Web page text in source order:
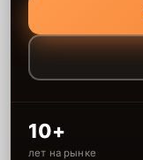
10+
лет на рынке